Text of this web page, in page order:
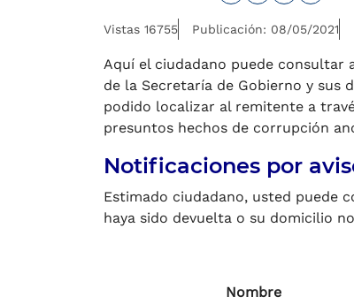
Vistas 16755 Publicación: 08/05/2021
Aquí el ciudadano puede consultar
de la Secretaría de Gobierno y sus
podido localizar al remitente a
presuntos hechos de corrupción
Notificaciones por
Estimado ciudadano, usted puede
haya sido devuelta o su domicilio
Nombre